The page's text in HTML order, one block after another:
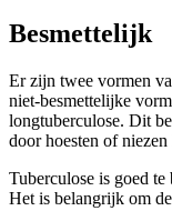
Besmettelijk
Er zijn twee vormen
niet-besmettelijke
longtuberculose. Dit
door hoesten of
Tuberculose is goed
Het is belangrijk om